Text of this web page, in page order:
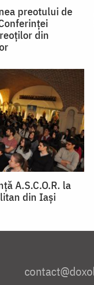
preotului de
din
A.S.C.O.R. la
din Iași